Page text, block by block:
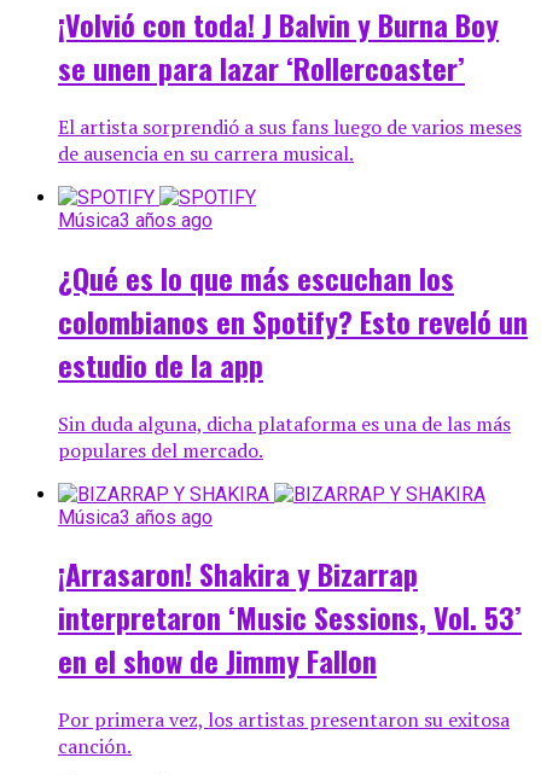
¡Volvió con toda! J Balvin y Burna Boy
se unen para lazar ‘Rollercoaster’
El artista sorprendió a sus fans luego de varios meses
de ausencia en su carrera musical.
Música3 años ago
¿Qué es lo que más escuchan los
colombianos en Spotify? Esto reveló un
estudio de la app
Sin duda alguna, dicha plataforma es una de las más
populares del mercado.
Música3 años ago
¡Arrasaron! Shakira y Bizarrap
interpretaron ‘Music Sessions, Vol. 53’
en el show de Jimmy Fallon
Por primera vez, los artistas presentaron su exitosa
canción.